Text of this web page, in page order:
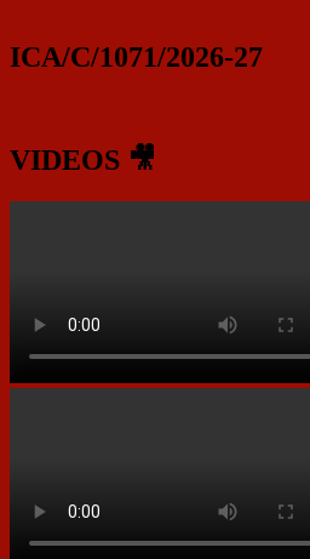
ICA/C/1071/2026-27
VIDEOS 🎥